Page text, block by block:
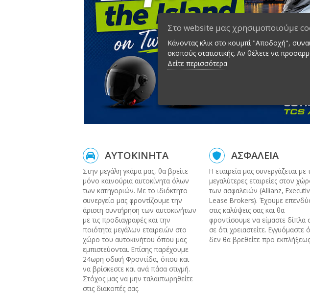
ΑΥΤΟΚΙΝΗΤΑ
Στην μεγάλη γκάμα μας, θα βρείτε
μόνο καινούρια αυτοκίνητα όλων
των κατηγοριών. Με το ιδιόκτητο
συνεργείο μας φροντίζουμε την
άριστη συντήρηση των αυτοκινήτων
με τις προδιαγραφές και την
ποιότητα μεγάλων εταιρειών στο
χώρο του αυτοκινήτου όπου μας
εμπιστεύονται. Επίσης παρέχουμε
24ωρη οδική Φροντίδα, όπου και
να βρίσκεστε και ανά πάσα στιγμή.
Στόχος μας να μην ταλαιπωρηθείτε
στις διακοπές σας.
ΑΣΦΑΛΕΙΑ
Η εταιρεία μας συνεργάζεται με
μεγαλύτερες εταιρείες στον
των ασφαλειών (Allianz,
Lease Brokers). Έχουμε
στις καλύψεις σας και θα
φροντίσουμε να είμαστε δίπλα
σε ότι χρειαστείτε. Εγγυόμαστε
δεν θα βρεθείτε προ
Στο website μας χρησιμοποιούμε
Κάνοντας κλικ στο κουμπί "Αποδοχή",
σκοπούς στατιστικής. Αν θέλετε να
Δείτε περισσότερα